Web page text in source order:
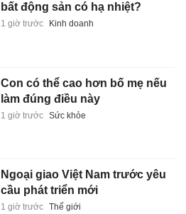
bất động sản có hạ nhiệt?
1 giờ trước Kinh doanh
Con có thể cao hơn bố mẹ nếu
làm đúng điều này
1 giờ trước Sức khỏe
Ngoại giao Việt Nam trước yêu
cầu phát triển mới
1 giờ trước Thế giới